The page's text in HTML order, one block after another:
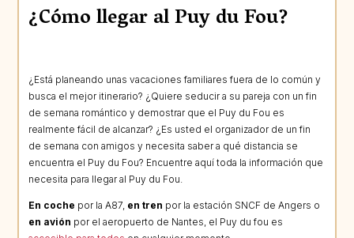
¿Cómo llegar al Puy du Fou?
¿Está planeando unas vacaciones familiares fuera de lo común y
busca el mejor itinerario? ¿Quiere seducir a su pareja con un fin
de semana romántico y demostrar que el Puy du Fou es
realmente fácil de alcanzar? ¿Es usted el organizador de un fin
de semana con amigos y necesita saber a qué distancia se
encuentra el Puy du Fou? Encuentre aquí toda la información que
necesita para llegar al Puy du Fou.
En coche por la A87, en tren por la estación SNCF de Angers o
en avión por el aeropuerto de Nantes, el Puy du fou es